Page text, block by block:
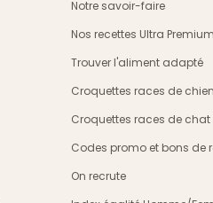
Notre savoir-faire
Nos recettes Ultra Premium
Trouver l'aliment adapté
Croquettes races de chien
Croquettes races de chat
Codes promo et bons de
On recrute